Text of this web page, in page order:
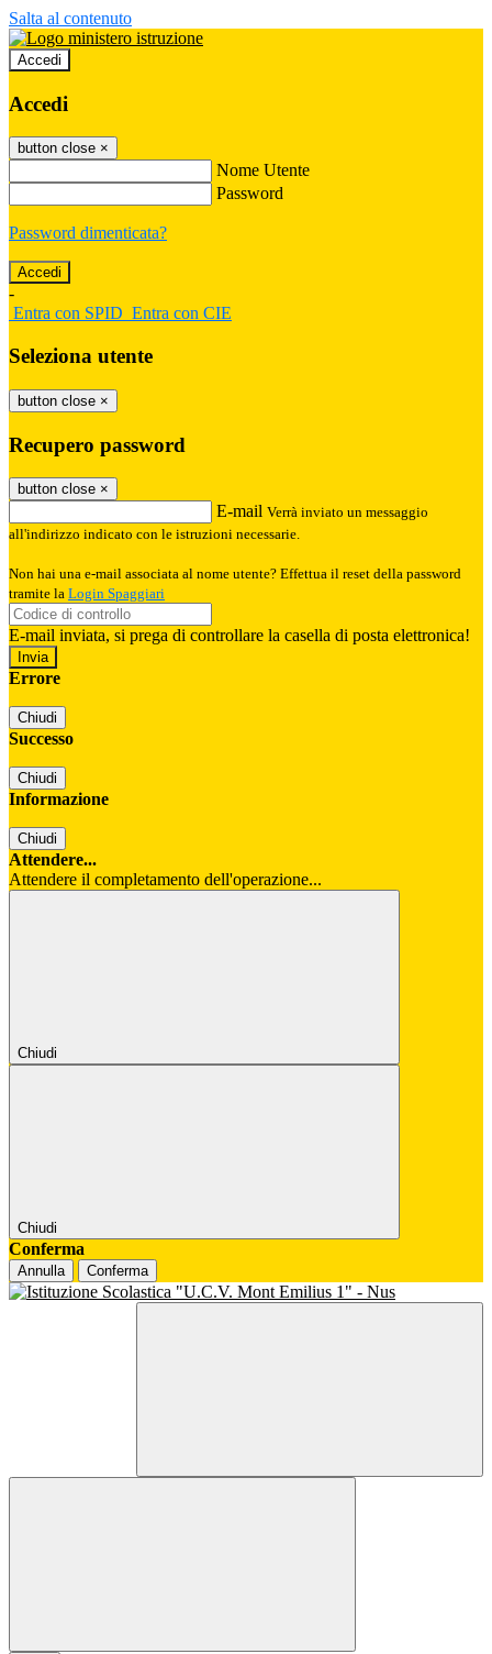
Salta al contenuto
Accedi
Accedi
button close ×
Nome Utente
Password
Password dimenticata?
-
Entra con SPID Entra con CIE
Seleziona utente
button close ×
Recupero password
button close ×
E-mail Verrà inviato un messaggio
all'indirizzo indicato con le istruzioni necessarie.
Non hai una e-mail associata al nome utente? Effettua il reset della password
tramite la Login Spaggiari
E-mail inviata, si prega di controllare la casella di posta elettronica!
Errore
Chiudi
Successo
Chiudi
Informazione
Chiudi
Attendere...
Attendere il completamento dell'operazione...
Chiudi
Chiudi
Conferma
Annulla Conferma